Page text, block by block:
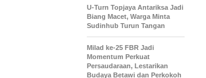
U-Turn Topjaya Antariksa Jadi
Biang Macet, Warga Minta
Sudinhub Turun Tangan
Milad ke-25 FBR Jadi
Momentum Perkuat
Persaudaraan, Lestarikan
Budaya Betawi dan Perkokoh